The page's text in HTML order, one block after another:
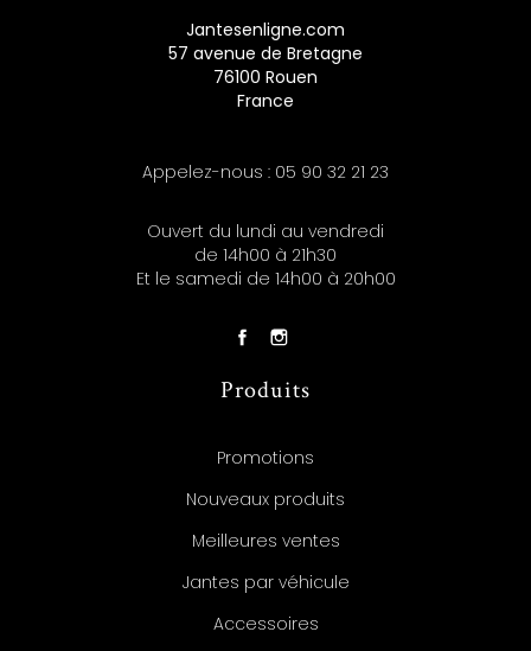
Jantesenligne.com
57 avenue de Bretagne
76100 Rouen
France
Appelez-nous : 05 90 32 21 23
Ouvert du lundi au vendredi
de 14h00 à 21h30
Et le samedi de 14h00 à 20h00
Produits
Promotions
Nouveaux produits
Meilleures ventes
Jantes par véhicule
Accessoires